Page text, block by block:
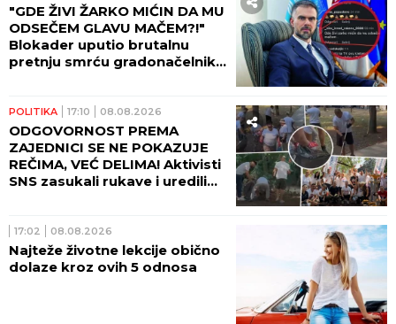
"GDE ŽIVI ŽARKO MIĆIN DA MU
ODSEČEM GLAVU MAČEM?!"
Blokader uputio brutalnu
pretnju smrću gradonačelniku
POLITIKA 17:10 08.08.2026
ODGOVORNOST PREMA
ZAJEDNICI SE NE POKAZUJE
REČIMA, VEĆ DELIMA! Aktivisti
SNS zasukali rukave i uredili
17:02 08.08.2026
Najteže životne lekcije obično
dolaze kroz ovih 5 odnosa